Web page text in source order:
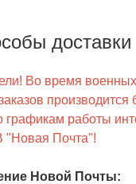
доставки
Во время
производится
графикам работы
"Новая Почта"!
Новой Почты: